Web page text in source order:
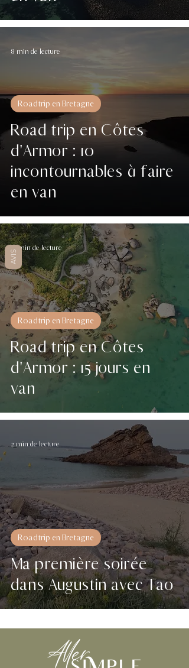
Road trip en Côtes
d'Armor : 10
incontournables à faire
en van
Roadtrip en Bretagne
8 min de lecture
Road trip en Côtes
d'Armor : 15 jours en
van
Roadtrip en Bretagne
16 min de lecture
Ma première soirée
dans Augustin avec Tao
Roadtrip en Bretagne
2 min de lecture
AVIS